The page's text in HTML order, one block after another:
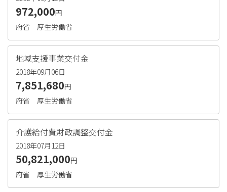
972,000円
府省
厚生労働省
地域支援事業交付金
2018年09月06日
7,851,680円
府省
厚生労働省
介護給付費財政調整交付金
2018年07月12日
50,821,000円
府省
厚生労働省